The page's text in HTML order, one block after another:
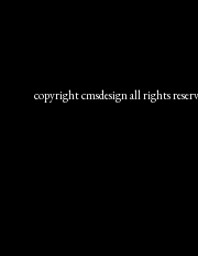
copyright cmsdesign all rights